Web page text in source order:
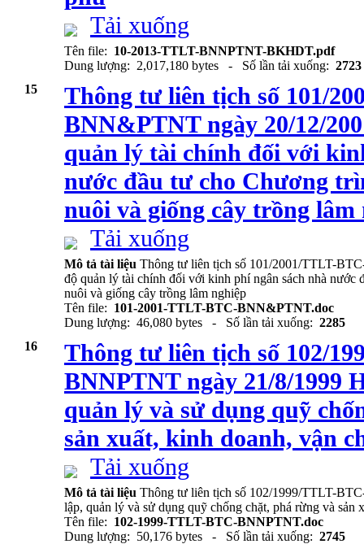
Tải xuống
Tên file: 10-2013-TTLT-BNNPTNT-BKHDT.pdf
Dung lượng: 2,017,180 bytes - Số lần tải xuống: 2723
15
Thông tư liên tịch số 101/
BNN&PTNT ngày 20/12/
quản lý tài chính đối với
nước đầu tư cho Chương
nuôi và giống cây trồng lâm
Tải xuống
Mô tả tài liệu Thông tư liên tịch số 101/2001/TTLT-
độ quản lý tài chính đối với kinh phí ngân sách nhà
nuôi và giống cây trồng lâm nghiệp
Tên file: 101-2001-TTLT-BTC-BNN&PTNT.doc
Dung lượng: 46,080 bytes - Số lần tải xuống: 2285
16
Thông tư liên tịch số 102/
BNNPTNT ngày 21/8/1999
quản lý và sử dụng quỹ
sản xuất, kinh doanh, vận
Tải xuống
Mô tả tài liệu Thông tư liên tịch số 102/1999/TTLT-
lập, quản lý và sử dụng quỹ chống chặt, phá rừng và sản
Tên file: 102-1999-TTLT-BTC-BNNPTNT.doc
Dung lượng: 50,176 bytes - Số lần tải xuống: 2745